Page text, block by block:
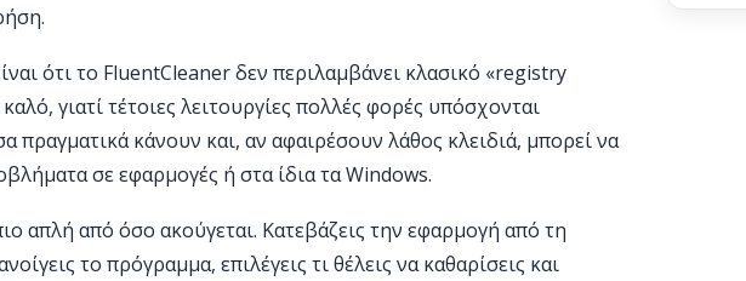
ότι το FluentCleaner δεν περιλαμβάνει κλασικό «registry
γιατί τέτοιες λειτουργίες πολλές φορές υπόσχονται
πραγματικά κάνουν και, αν αφαιρέσουν λάθος κλειδιά, μπορεί να
σε εφαρμογές ή στα ίδια τα Windows.
απλή από όσο ακούγεται. Κατεβάζεις την εφαρμογή από τη
το πρόγραμμα, επιλέγεις τι θέλεις να καθαρίσεις και